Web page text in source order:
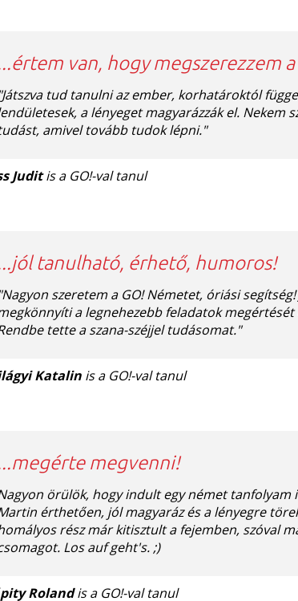
van, hogy megszerezzem
tud tanulni az ember, korhatároktól
a lényeget magyarázzák el. Nekem
amivel tovább tudok lépni."
Juditis a GO!-val tanul
tanulható, érhető, humoros!
szeretem a GO! Németet, óriási
a legnehezebb feladatok megértését
tette a szana-széjjel tudásomat."
Katalinis a GO!-val tanul
megvenni!
örülök, hogy indult egy német tanfolyam
érthetően, jól magyaráz és a lényegre
rész már kitisztult a fejemben, szóval
Los auf geht's. ;)
Rolandis a GO!-val tanul